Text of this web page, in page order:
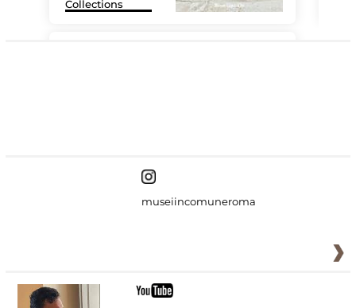
Collections
museiincomuneroma